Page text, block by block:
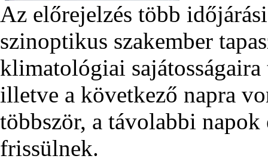
Az előrejelzés több
szinoptikus szakember
klimatológiai
illetve a következő napra
többször, a távolabbi napok
frissülnek.